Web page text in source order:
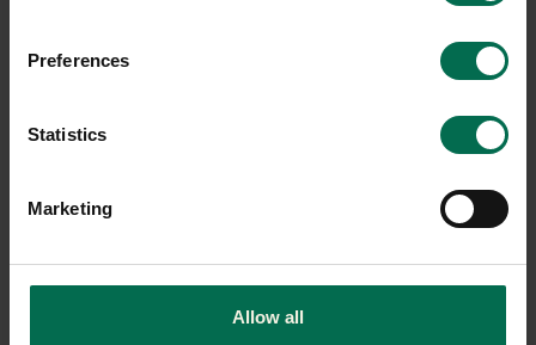
Preferences
Statistics
Marketing
Allow all